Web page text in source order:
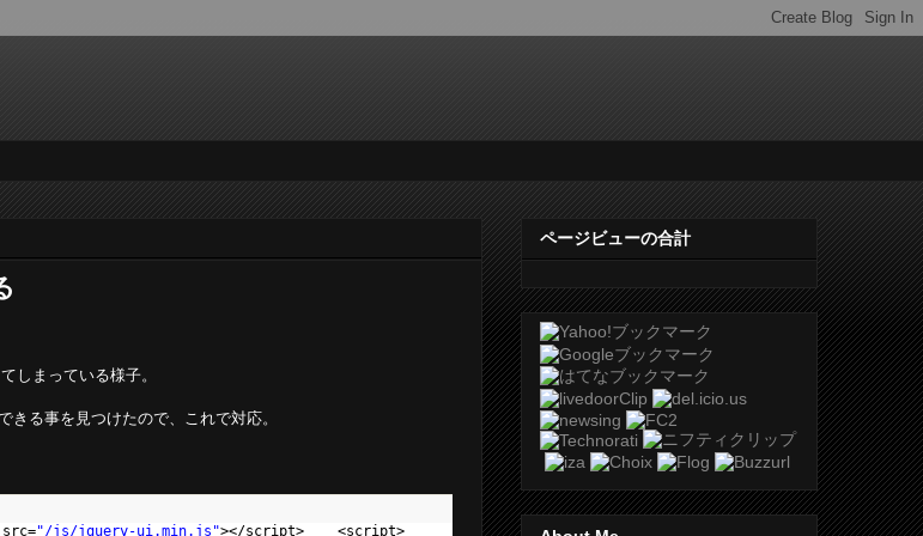
しまっている様子。
る事を見つけたので、これで対応。
"/js/jquery-ui.min.js"></script> <script>
ページビューの合計